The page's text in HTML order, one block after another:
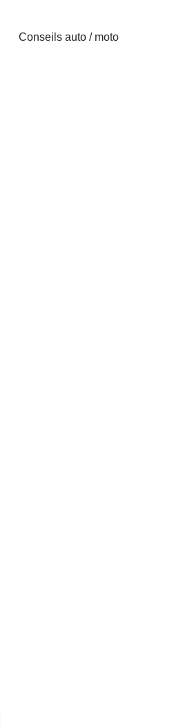
Conseils auto / moto